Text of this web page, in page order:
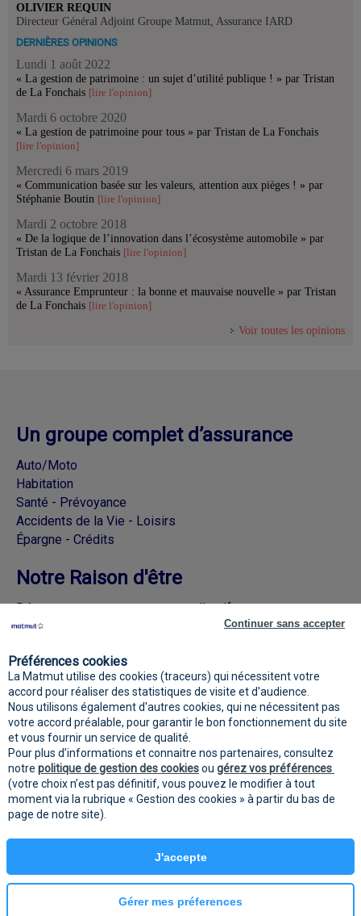
OLIVIER REQUIN
Directeur Général Adjoint Groupe Matmut, Assurance IARD
DERNIÈRES OPINIONS
Lundi 1 août 2022
« La gestion de patrimoine : un sujet d’utilité publique ! » par Tristan
de La Fonchais [lire l'opinion]
Mardi 6 octobre 2020
« La gestion de patrimoine pour tous » par Tristan de La Fonchais
[lire l'opinion]
Mercredi 6 mars 2019
« Communication basée sur les valeurs, attention aux pièges ! » par
Stéphanie Boutin [lire l'opinion]
Mardi 2 octobre 2018
« De la logique de l’innovation dans l’écosystème automobile » par
Tristan de La Fonchais [lire l'opinion]
Mardi 13 février 2018
« Assurance Emprunteur : la bonne et mauvaise nouvelle » par Tristan
de La Fonchais [lire l'opinion]
Voir toutes les opinions
Un groupe complet d’assurance
Auto/Moto
Habitation
Santé - Prévoyance
Accidents de la Vie - Loisirs
Épargne - Crédits
Notre Raison d'être
Découvrez nos engagements collectifs
sociaux
Mentions
légales
Protection des données
personnelles
cookies
powered by PR-Rooms
© 2022 MATMUT
Préférences cookies
La Matmut utilise des cookies (traceurs) qui nécessitent votre
accord pour réaliser des statistiques de visite et d'audience.
Nous utilisons également d'autres cookies, qui ne nécessitent pas
votre accord préalable, pour garantir le bon fonctionnement du site
et vous fournir un service de qualité.
Pour plus d’informations et connaitre nos partenaires, consultez
notre politique de gestion des cookiesou gérez vos préférences
(votre choix n’est pas définitif, vous pouvez le modifier à tout
moment via la rubrique « Gestion des cookies » à partir du bas de
page de notre site).
Continuer sans accepter
J'accepte
Gérer mes préferences